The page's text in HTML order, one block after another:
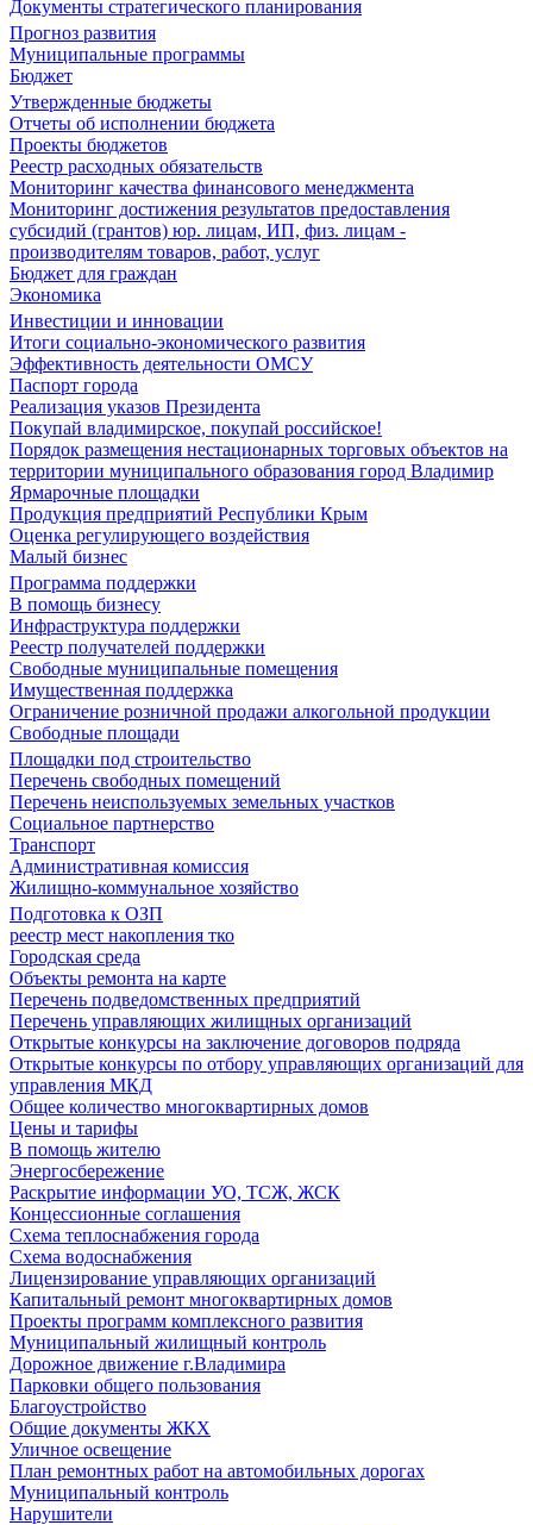
Документы стратегического планирования
Прогноз развития
Муниципальные программы
Бюджет
Утвержденные бюджеты
Отчеты об исполнении бюджета
Проекты бюджетов
Реестр расходных обязательств
Мониторинг качества финансового менеджмента
Мониторинг достижения результатов предоставления
субсидий (грантов) юр. лицам, ИП, физ. лицам -
производителям товаров, работ, услуг
Бюджет для граждан
Экономика
Инвестиции и инновации
Итоги социально-экономического развития
Эффективность деятельности ОМСУ
Паспорт города
Реализация указов Президента
Покупай владимирское, покупай российское!
Порядок размещения нестационарных торговых объектов на
территории муниципального образования город Владимир
Ярмарочные площадки
Продукция предприятий Республики Крым
Оценка регулирующего воздействия
Малый бизнес
Программа поддержки
В помощь бизнесу
Инфраструктура поддержки
Реестр получателей поддержки
Свободные муниципальные помещения
Имущественная поддержка
Ограничение розничной продажи алкогольной продукции
Свободные площади
Площадки под строительство
Перечень свободных помещений
Перечень неиспользуемых земельных участков
Социальное партнерство
Транспорт
Административная комиссия
Жилищно-коммунальное хозяйство
Подготовка к ОЗП
реестр мест накопления тко
Городская среда
Объекты ремонта на карте
Перечень подведомственных предприятий
Перечень управляющих жилищных организаций
Открытые конкурсы на заключение договоров подряда
Открытые конкурсы по отбору управляющих организаций для
управления МКД
Общее количество многоквартирных домов
Цены и тарифы
В помощь жителю
Энергосбережение
Раскрытие информации УО, ТСЖ, ЖСК
Концессионные соглашения
Схема теплоснабжения города
Схема водоснабжения
Лицензирование управляющих организаций
Капитальный ремонт многоквартирных домов
Проекты программ комплексного развития
Муниципальный жилищный контроль
Дорожное движение г.Владимира
Парковки общего пользования
Благоустройство
Общие документы ЖКХ
Уличное освещение
План ремонтных работ на автомобильных дорогах
Муниципальный контроль
Нарушители